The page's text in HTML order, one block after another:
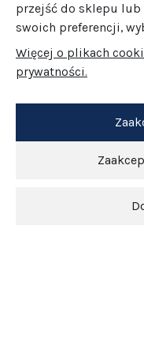
przejść do sklepu
swoich preferencji,
Więcej o plikach
prywatności.